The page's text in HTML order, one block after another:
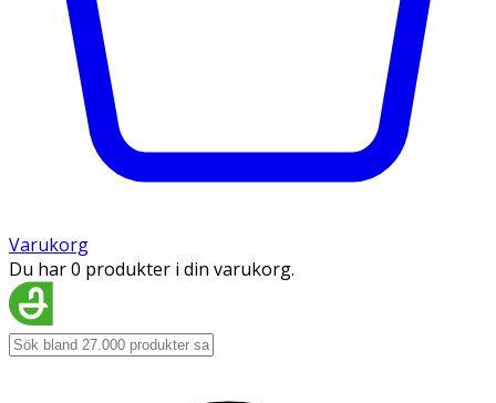
Varukorg
Du har 0 produkter i din varukorg.